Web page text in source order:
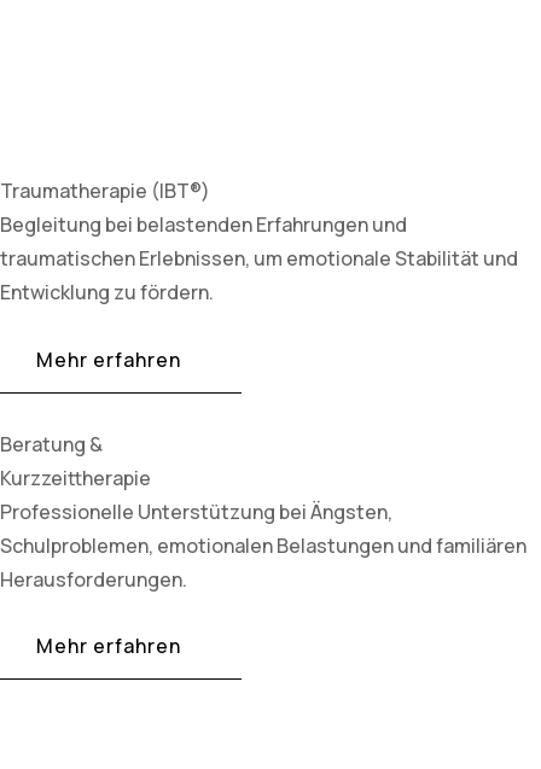
Traumatherapie (IBT®)
Begleitung bei belastenden Erfahrungen und
traumatischen Erlebnissen, um emotionale Stabilität und
Entwicklung zu fördern.
Mehr erfahren
Beratung &
Kurzzeittherapie
Professionelle Unterstützung bei Ängsten,
Schulproblemen, emotionalen Belastungen und familiären
Herausforderungen.
Mehr erfahren